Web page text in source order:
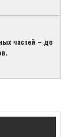
частей – до